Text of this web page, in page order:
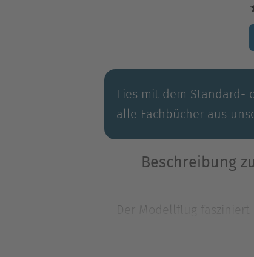
Lies mit dem Standard-
alle Fachbücher aus
Beschreibung
Der Modellflug fasziniert